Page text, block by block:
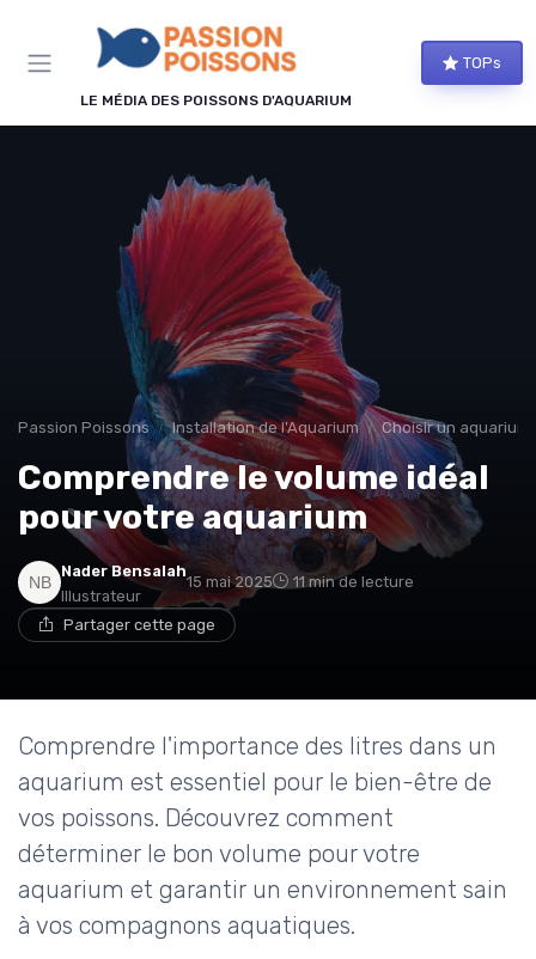
LE MÉDIA DES POISSONS D'AQUARIUM
TOPs
Passion Poissons Installation de l'Aquarium Choisir un aquarium
Comprendre le volume idéal
pour votre aquarium
Nader Bensalah
Illustrateur
15 mai 2025 11 min de lecture
Partager cette page
Comprendre l'importance des litres dans un
aquarium est essentiel pour le bien-être de
vos poissons. Découvrez comment
déterminer le bon volume pour votre
aquarium et garantir un environnement sain
à vos compagnons aquatiques.